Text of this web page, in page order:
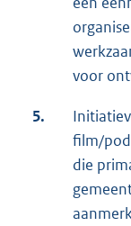
voor
5.
film/
die